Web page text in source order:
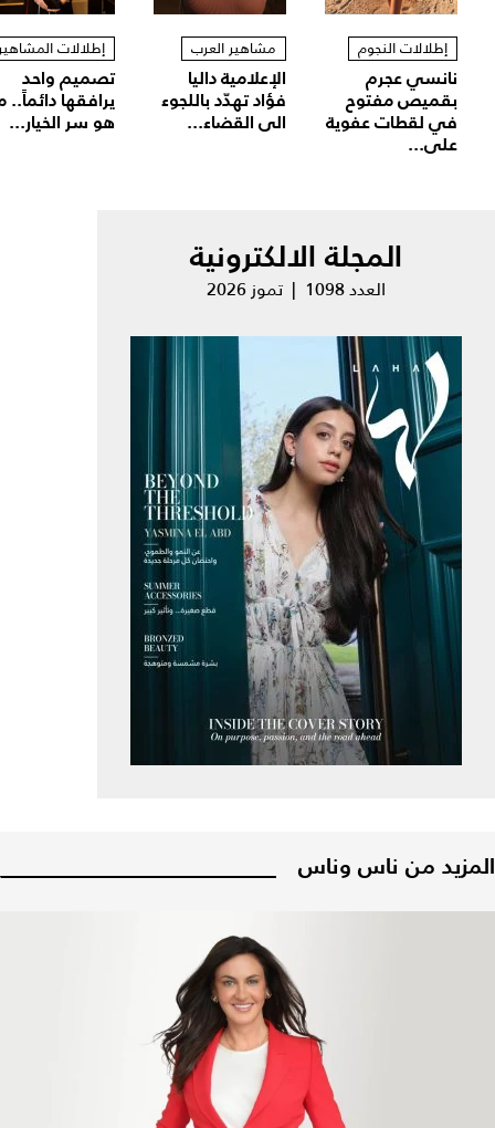
إطلالات النجوم
نانسي عجرم
بقميص مفتوح
في لقطات عفوية
على...
مشاهير العرب
الإعلامية داليا
فؤاد تهدّد باللجوء
الى القضاء...
إطلالات
تصميم واحد
يرافقها دائماً..
هو سر الخيار...
المجلة الالكترونية
العدد 1098 | تموز 2026
المزيد من ناس وناس